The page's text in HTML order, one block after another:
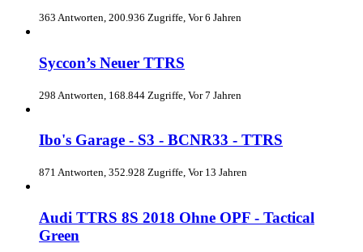
363 Antworten, 200.936 Zugriffe, Vor 6 Jahren
Syccon’s Neuer TTRS
298 Antworten, 168.844 Zugriffe, Vor 7 Jahren
Ibo's Garage - S3 - BCNR33 - TTRS
871 Antworten, 352.928 Zugriffe, Vor 13 Jahren
Audi TTRS 8S 2018 Ohne OPF - Tactical
Green